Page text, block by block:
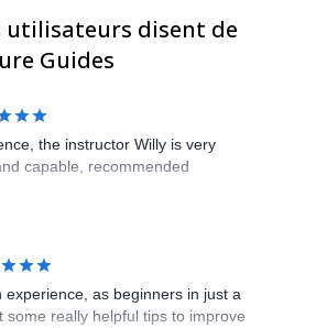
utilisateurs disent de
Guides
the instructor Willy is very
capable, recommended
experience, as beginners in just a
some really helpful tips to improve